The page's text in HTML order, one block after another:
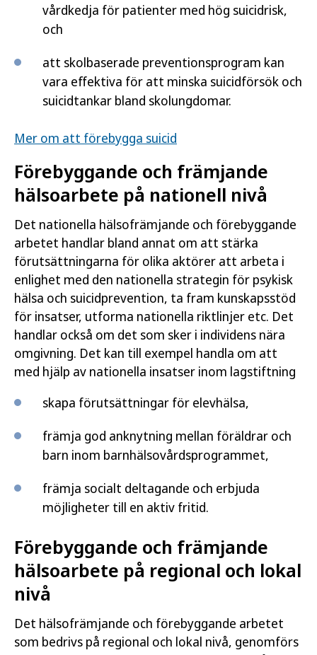
vårdkedja för patienter med hög suicidrisk,
och
att skolbaserade preventionsprogram kan
vara effektiva för att minska suicidförsök och
suicidtankar bland skolungdomar.
Mer om att förebygga suicid
Förebyggande och främjande
hälsoarbete på nationell nivå
Det nationella hälsofrämjande och förebyggande
arbetet handlar bland annat om att stärka
förutsättningarna för olika aktörer att arbeta i
enlighet med den nationella strategin för psykisk
hälsa och suicidprevention, ta fram kunskapsstöd
för insatser, utforma nationella riktlinjer etc. Det
handlar också om det som sker i individens nära
omgivning. Det kan till exempel handla om att
med hjälp av nationella insatser inom lagstiftning
skapa förutsättningar för elevhälsa,
främja god anknytning mellan föräldrar och
barn inom barnhälsovårdsprogrammet,
främja socialt deltagande och erbjuda
möjligheter till en aktiv fritid.
Förebyggande och främjande
hälsoarbete på regional och lokal
nivå
Det hälsofrämjande och förebyggande arbetet
som bedrivs på regional och lokal nivå, genomförs